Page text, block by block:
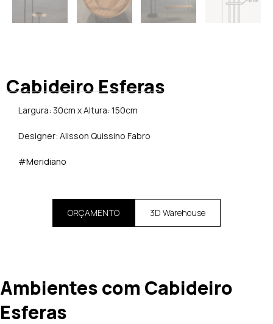
Cabideiro Esferas
Largura: 30cm x Altura: 150cm
Designer: Alisson Quissino Fabro
#Meridiano
ORÇAMENTO 3D Warehouse
Ambientes com Cabideiro
Esferas